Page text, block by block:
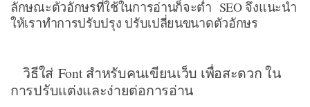
ลักษณะตัวอักษรที่ใช้ในการอ่านก็จะต่ำ SEO จึงแนะนำ
ให้เราทำการปรับปรุง ปรับเปลี่ยนขนาดตัวอักษร
วิธีใส่ Font สำหรับคนเขียนเว็บ เพื่อสะดวก ใน
การปรับแต่งและง่ายต่อการอ่าน